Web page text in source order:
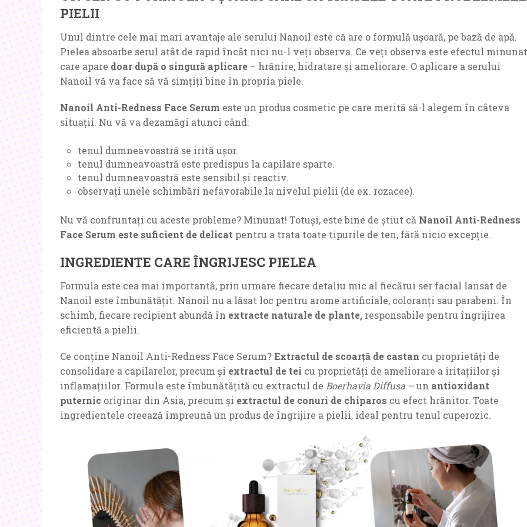
PIELII
Unul dintre cele mai mari avantaje ale serului Nanoil este că are o formulă ușoară, pe bază de apă.
Pielea absoarbe serul atât de rapid încât nici nu-l veți observa. Ce veți observa este efectul minunat
care apare doar după o singură aplicare – hrănire, hidratare și ameliorare. O aplicare a serului
Nanoil vă va face să vă simțiți bine în propria piele.
Nanoil Anti-Redness Face Serum este un produs cosmetic pe care merită să-l alegem în câteva
situații. Nu vă va dezamăgi atunci când:
tenul dumneavoastră se irită ușor.
tenul dumneavoastră este predispus la capilare sparte.
tenul dumneavoastră este sensibil și reactiv.
observați unele schimbări nefavorabile la nivelul pielii (de ex. rozacee).
Nu vă confruntați cu aceste probleme? Minunat! Totuși, este bine de știut că Nanoil Anti-Redness
Face Serum este suficient de delicat pentru a trata toate tipurile de ten, fără nicio excepție.
INGREDIENTE CARE ÎNGRIJESC PIELEA
Formula este cea mai importantă, prin urmare fiecare detaliu mic al fiecărui ser facial lansat de
Nanoil este îmbunătățit. Nanoil nu a lăsat loc pentru arome artificiale, coloranți sau parabeni. În
schimb, fiecare recipient abundă în extracte naturale de plante, responsabile pentru îngrijirea
eficientă a pielii.
Ce conține Nanoil Anti-Redness Face Serum?Extractul de scoarță de castan cu proprietăți de
consolidare a capilarelor, precum și extractul de tei cu proprietăți de ameliorare a iritațiilor și
inflamațiilor. Formula este îmbunătățită cu extractul de Boerhavia Diffusa –un antioxidant
puternic originar din Asia, precum și extractul de conuri de chiparos cu efect hrănitor. Toate
ingredientele creează împreună un produs de îngrijire a pielii, ideal pentru tenul cuperozic.